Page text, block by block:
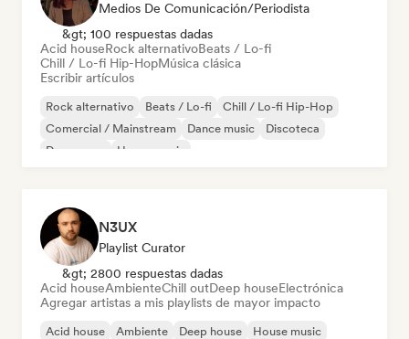
Medios De Comunicación/Periodista
&gt; 100 respuestas dadas
Acid houseRock alternativoBeats / Lo-fi
Chill / Lo-fi Hip-HopMúsica clásica
Escribir artículos
Rock alternativo Beats / Lo-fi
Chill / Lo-fi Hip-Hop
Comercial / Mainstream
Dance music
Discoteca
Dream pop
House music
N3UX
Playlist Curator
&gt; 2800 respuestas dadas
Acid houseAmbienteChill outDeep houseElectrónica
Agregar artistas a mis playlists de mayor impacto
Acid house Ambiente Deep house
House music